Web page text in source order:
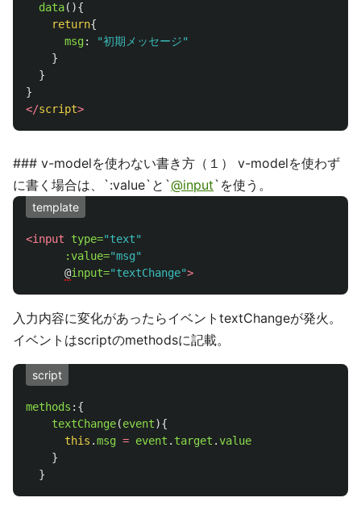
data(){
return{
msg: "初期メッセージ"
}
}
}
</script>
### v-modelを使わない書き方（１） v-modelを使わず
に書く場合は、`:value`と`@input`を使う。
template
<input type="text"
:value="msg"
@input="textChange">
入力内容に変化があったらイベントtextChangeが発火。
イベントはscriptのmethodsに記載。
script
methods :{
textChange(event){
this .msg = event . target .value
}
}